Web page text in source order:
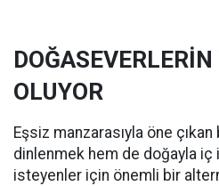
OLUYOR
Eşsiz manzarasıyla öne
dinlenmek hem de doğayla
isteyenler için önemli bir